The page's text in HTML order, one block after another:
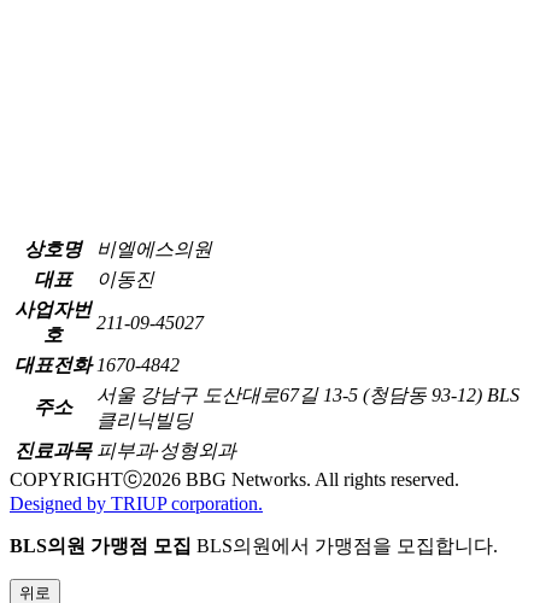
상호명
비엘에스의원
대표
이동진
사업자번
호
211-09-45027
대표전화 1670-4842
주소
서울 강남구 도산대로67길 13-5 (청담동 93-12) BLS
클리닉빌딩
진료과목 피부과·성형외과
COPYRIGHTⓒ2026 BBG Networks. All rights reserved.
Designed by TRIUP corporation.
BLS의원 가맹점 모집 BLS의원에서 가맹점을 모집합니다.
위로